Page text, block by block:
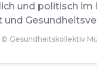
und politisch im
und
© Gesundheitskollektiv